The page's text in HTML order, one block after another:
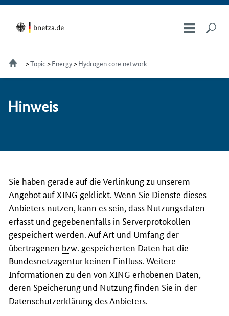
Topic Energy Hydrogen core network
Hin­weis
Sie haben gerade auf die Verlinkung zu unserem
Angebot auf XING geklickt. Wenn Sie Dienste dieses
Anbieters nutzen, kann es sein, dass Nutzungsdaten
erfasst und gegebenenfalls in Serverprotokollen
gespeichert werden. Auf Art und Umfang der
übertragenen bzw. gespeicherten Daten hat die
Bundesnetzagentur keinen Einfluss. Weitere
Informationen zu den von XING erhobenen Daten,
deren Speicherung und Nutzung finden Sie in der
Datenschutzerklärung des Anbieters.